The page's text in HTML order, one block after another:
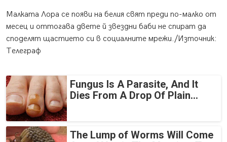
Малката Лора се появи на белия свят преди по-малко от
месец и оттогава двете й звездни баби не спират да
споделят щастието си в социалните мрежи./Източник:
Телеграф
Fungus Is A Parasite, And It
Dies From A Drop Of Plain...
The Lump of Worms Will Come